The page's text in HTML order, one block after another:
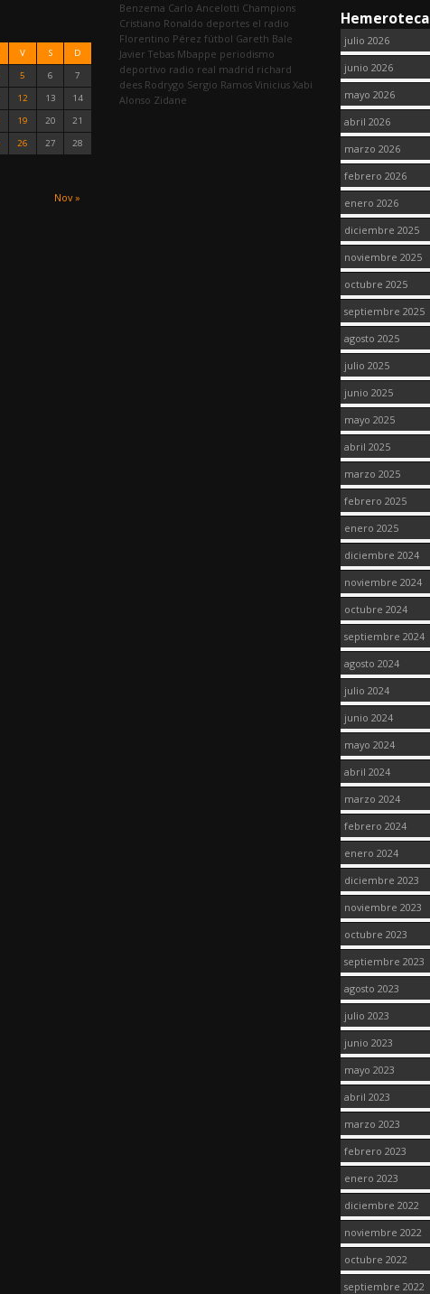
V S D
Nov »
5 6
7
12 13
14
19 20
21
26 27
28
Benzema Carlo Ancelotti Champions
Cristiano Ronaldo deportes el radio
Florentino Pérez fútbol Gareth Bale
Javier Tebas Mbappe periodismo
deportivo radio real madrid richard
dees Rodrygo Sergio Ramos Vinicius Xabi
Alonso Zidane
Hemeroteca
julio 2026
junio 2026
mayo 2026
abril 2026
marzo 2026
febrero 2026
enero 2026
diciembre 2025
noviembre 2025
octubre 2025
septiembre 2025
agosto 2025
julio 2025
junio 2025
mayo 2025
abril 2025
marzo 2025
febrero 2025
enero 2025
diciembre 2024
noviembre 2024
octubre 2024
septiembre 2024
agosto 2024
julio 2024
junio 2024
mayo 2024
abril 2024
marzo 2024
febrero 2024
enero 2024
diciembre 2023
noviembre 2023
octubre 2023
septiembre 2023
agosto 2023
julio 2023
junio 2023
mayo 2023
abril 2023
marzo 2023
febrero 2023
enero 2023
diciembre 2022
noviembre 2022
octubre 2022
septiembre 2022